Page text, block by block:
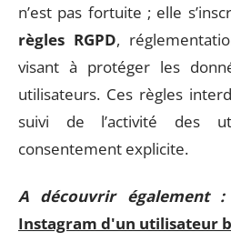
n’est pas fortuite ; elle
règles RGPD,
visant à protéger les
utilisateurs. Ces règles
suivi de l’activité des
consentement explicite.
A découvrir également :
Instagram d'un utilisateur